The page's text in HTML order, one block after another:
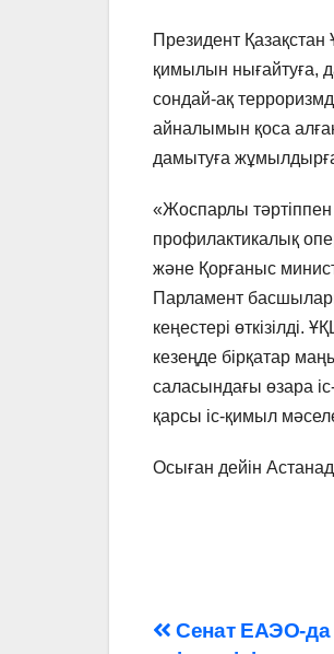
Президент Қазақстан
қимылын нығайтуға,
сондай-ақ
айналымын қоса
дамытуға
«Жоспарлы
профилактикалық
және Қорғаныс
Парламент
кеңестері өткізілді.
кезеңде бірқатар
саласындағы өзара
қарсы іс-қимыл
Осыған дейін
Сенат ЕАЭО-